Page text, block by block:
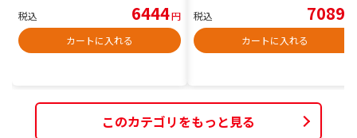
税込 6444円
カートに入れる
税込 7089
カートに入れる
このカテゴリをもっと見る